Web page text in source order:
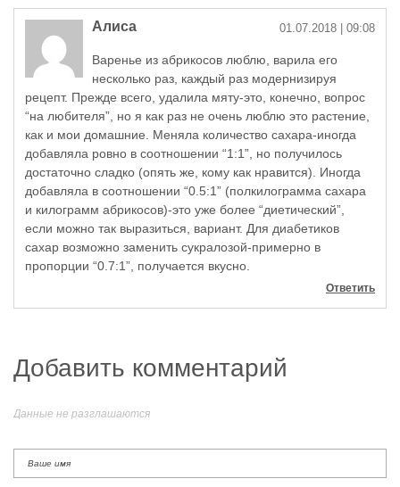
Алиса 01.07.2018 | 09:08
Варенье из абрикосов люблю, варила его
несколько раз, каждый раз модернизируя
рецепт. Прежде всего, удалила мяту-это, конечно, вопрос
“на любителя”, но я как раз не очень люблю это растение,
как и мои домашние. Меняла количество сахара-иногда
добавляла ровно в соотношении “1:1”, но получилось
достаточно сладко (опять же, кому как нравится). Иногда
добавляла в соотношении “0.5:1” (полкилограмма сахара
и килограмм абрикосов)-это уже более “диетический”,
если можно так выразиться, вариант. Для диабетиков
сахар возможно заменить сукралозой-примерно в
пропорции “0.7:1”, получается вкусно.
Ответить
Добавить комментарий
Данные не разглашаются